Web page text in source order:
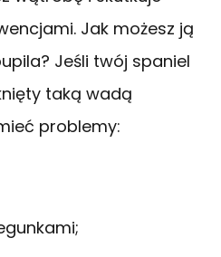
Jak możesz ją
Jeśli twój spaniel
taką wadą
problemy: